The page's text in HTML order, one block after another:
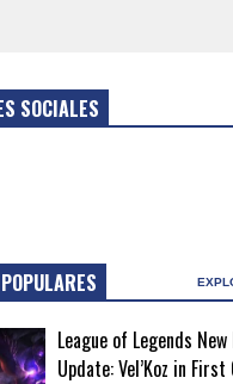
SOCIALES
League of Legends
Update: Vel’Koz in